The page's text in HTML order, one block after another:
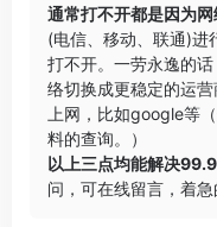
通常打不开都是因为网
(电信、移动、联通)进
打不开。一劳永逸的
络切换成更稳定的运
上网，比如google等
料的查询。）
以上三点均能解决
问，可在线留言，着